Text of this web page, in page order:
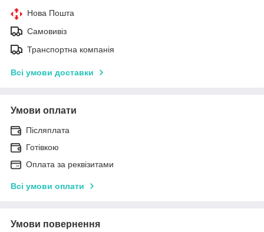
Нова Пошта
Самовивіз
Транспортна компанія
Всі умови доставки
Умови оплати
Післяплата
Готівкою
Оплата за реквізитами
Всі умови оплати
Умови повернення